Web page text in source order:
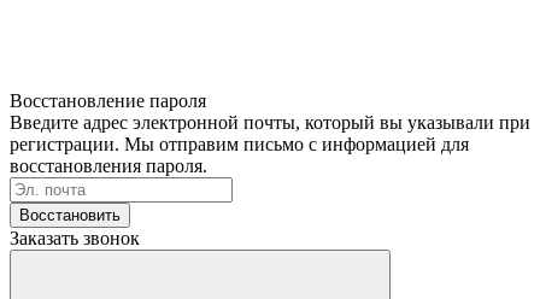
Восстановление пароля
Введите адрес электронной почты, который вы указывали при
регистрации. Мы отправим письмо с информацией для
восстановления пароля.
Восстановить
Заказать звонок